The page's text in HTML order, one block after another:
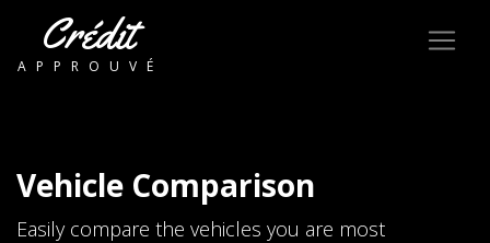
Crédit
APPROUVÉ
Vehicle Comparison
Easily compare the vehicles you are most